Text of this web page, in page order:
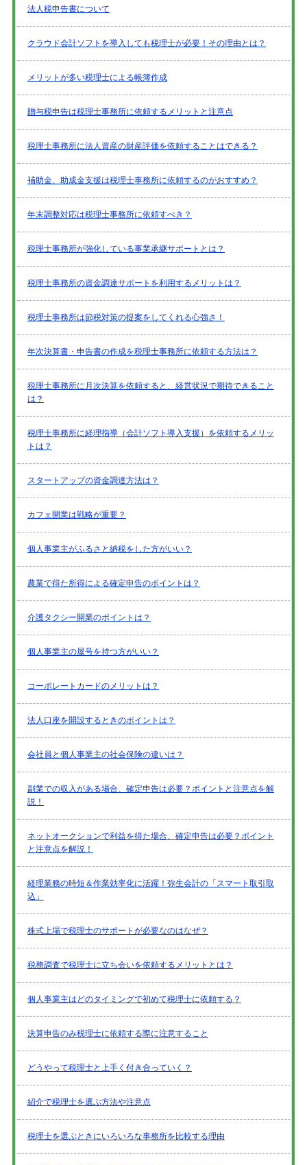
法人税申告書について
クラウド会計ソフトを導入しても税理士が必要！その理由とは？
メリットが多い税理士による帳簿作成
贈与税申告は税理士事務所に依頼するメリットと注意点
税理士事務所に法人資産の財産評価を依頼することはできる？
補助金、助成金支援は税理士事務所に依頼するのがおすすめ？
年末調整対応は税理士事務所に依頼すべき？
税理士事務所が強化している事業承継サポートとは？
税理士事務所の資金調達サポートを利用するメリットは？
税理士事務所は節税対策の提案をしてくれる心強さ！
年次決算書・申告書の作成を税理士事務所に依頼する方法は？
税理士事務所に月次決算を依頼すると、経営状況で期待できること
は？
税理士事務所に経理指導（会計ソフト導入支援）を依頼するメリッ
トは？
スタートアップの資金調達方法は？
カフェ開業は戦略が重要？
個人事業主がふるさと納税をした方がいい？
農業で得た所得による確定申告のポイントは？
介護タクシー開業のポイントは？
個人事業主の屋号を持つ方がいい？
コーポレートカードのメリットは？
法人口座を開設するときのポイントは？
会社員と個人事業主の社会保険の違いは？
副業での収入がある場合、確定申告は必要？ポイントと注意点を解
説！
ネットオークションで利益を得た場合、確定申告は必要？ポイント
と注意点を解説！
経理業務の時短＆作業効率化に活躍！弥生会計の「スマート取引取
込」
株式上場で税理士のサポートが必要なのはなぜ？
税務調査で税理士に立ち会いを依頼するメリットとは？
個人事業主はどのタイミングで初めて税理士に依頼する？
決算申告のみ税理士に依頼する際に注意すること
どうやって税理士と上手く付き合っていく？
紹介で税理士を選ぶ方法や注意点
税理士を選ぶときにいろいろな事務所を比較する理由